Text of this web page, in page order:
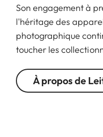
Son engagement à
l'héritage des
photographique
toucher les
À propos de